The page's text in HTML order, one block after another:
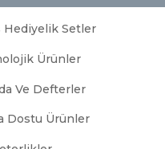
Hediyelik Setler
Ürünler
Ve Defterler
Dostu Ürünler